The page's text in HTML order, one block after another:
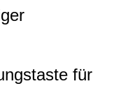
für